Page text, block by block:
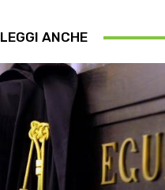
LEGGI ANCHE